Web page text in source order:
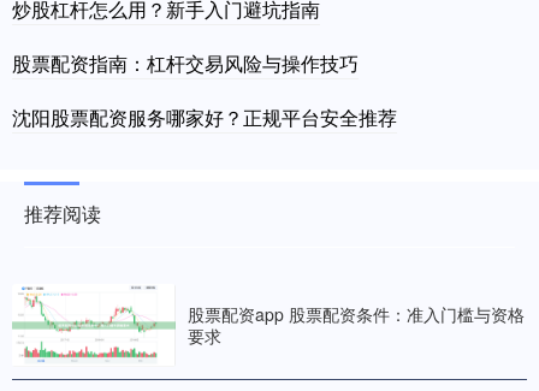
炒股杠杆怎么用？新手入门避坑指南
股票配资指南：杠杆交易风险与操作技巧
沈阳股票配资服务哪家好？正规平台安全推荐
推荐阅读
股票配资app 股票配资条件：准入门槛与资格
要求